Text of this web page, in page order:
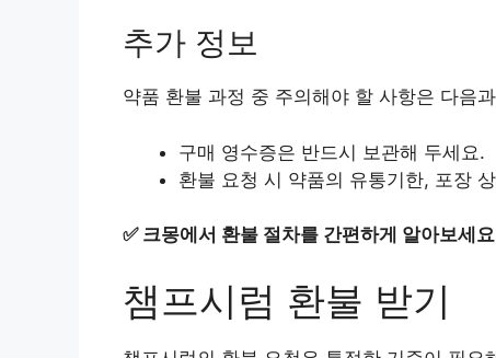
추가 정보
약품 환불 과정 중 주의해야 할 사항은 다음
구매 영수증은 반드시 보관해 두세요.
환불 요청 시 약품의 유통기한, 포장
✅ 크몽에서 환불 절차를 간편하게 알아보세
챔프시럼 환불 받기